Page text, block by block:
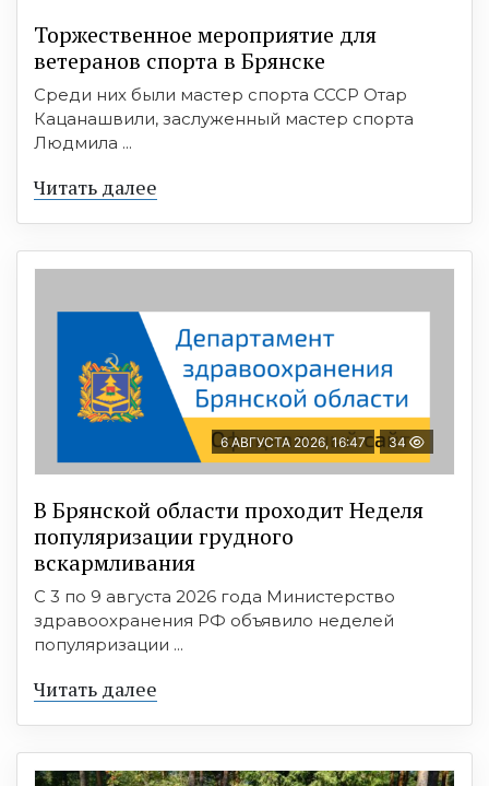
Торжественное мероприятие для
ветеранов спорта в Брянске
Среди них были мастер спорта СССР Отар
Кацанашвили, заслуженный мастер спорта
Людмила ...
Читать далее
6 АВГУСТА 2026, 16:47 34
В Брянской области проходит Неделя
популяризации грудного
вскармливания
С 3 по 9 августа 2026 года Министерство
здравоохранения РФ объявило неделей
популяризации ...
Читать далее